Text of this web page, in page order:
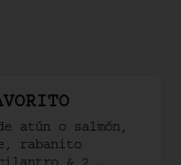
atún o salmón,
rabanito